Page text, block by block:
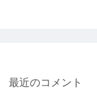
最近のコメント